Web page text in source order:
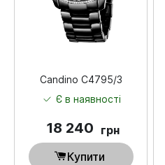
Candino C4795/3
Є в наявності
18 240 грн
Купити